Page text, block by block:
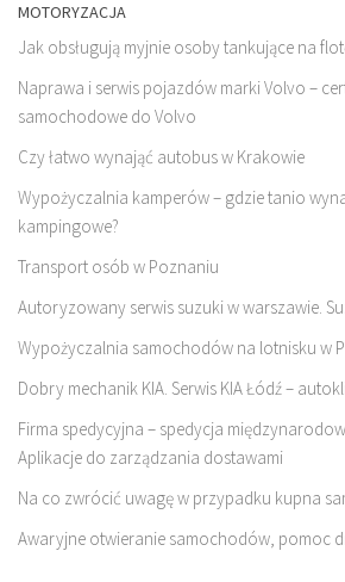
MOTORYZACJA
Jak obsługują myjnie osoby tankujące na
Naprawa i serwis pojazdów marki Volvo –
samochodowe do Volvo
Czy łatwo wynająć autobus w Krakowie
Wypożyczalnia kamperów – gdzie tanio
kampingowe?
Transport osób w Poznaniu
Autoryzowany serwis suzuki w warszawie.
Wypożyczalnia samochodów na lotnisku w
Dobry mechanik KIA. Serwis KIA Łódź –
Firma spedycyjna – spedycja
Aplikacje do zarządzania dostawami
Na co zwrócić uwagę w przypadku kupna
Awaryjne otwieranie samochodów, pomoc